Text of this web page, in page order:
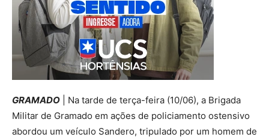
GRAMADO | Na tarde de terça-feira (10/06), a Brigada
Militar de Gramado em ações de policiamento ostensivo
abordou um veículo Sandero, tripulado por um homem de